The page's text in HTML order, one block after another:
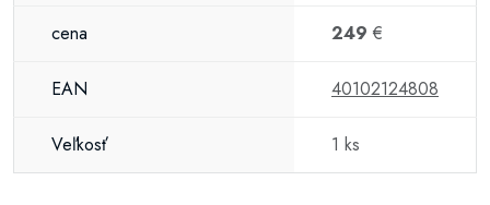
cena 249 €
EAN 40102124808
Veľkosť 1 ks